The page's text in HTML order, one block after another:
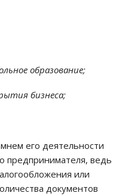
образование;
бизнеса;
его деятельности
предпринимателя, ведь
или
документов